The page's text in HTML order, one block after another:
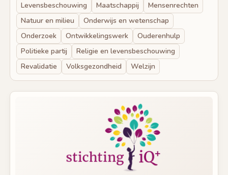
Levensbeschouwing
Maatschappij
Mensenrechten
Natuur en milieu
Onderwijs en wetenschap
Onderzoek
Ontwikkelingswerk
Ouderenhulp
Politieke partij
Religie en levensbeschouwing
Revalidatie
Volksgezondheid Welzijn